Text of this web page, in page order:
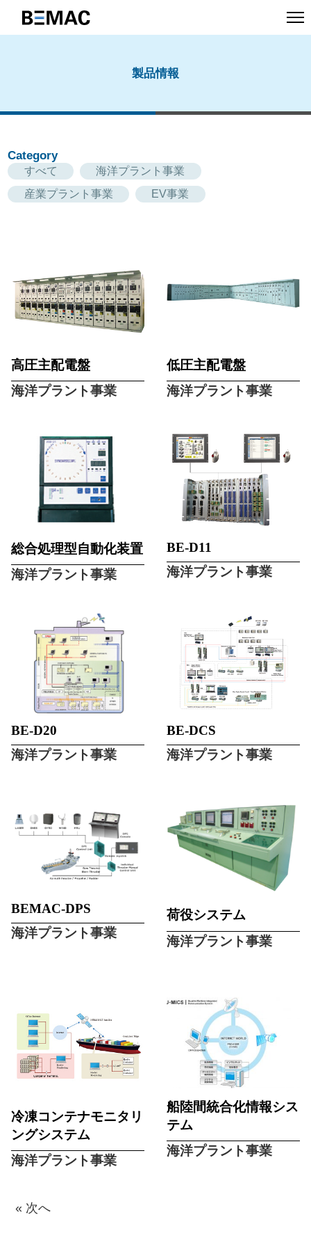
製品情報
Category
すべて
海洋プラント事業
産業プラント事業
EV事業
高圧主配電盤
海洋プラント事業
低圧主配電盤
海洋プラント事業
総合処理型自動化装置
海洋プラント事業
BE-D11
海洋プラント事業
BE-D20
海洋プラント事業
BE-DCS
海洋プラント事業
BEMAC-DPS
海洋プラント事業
荷役システム
海洋プラント事業
冷凍コンテナモニタリ
ングシステム
海洋プラント事業
船陸間統合化情報シス
テム
海洋プラント事業
« 次へ